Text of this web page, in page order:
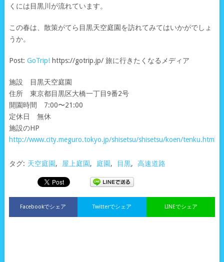
くには目黒川が流れています。
この春は、散策がてら目黒天空庭園を訪れてみてはいかがでしょ
うか。
Post: GoTrip!https://gotrip.jp/ 旅に行きたくなるメディア
施設 目黒天空庭園
住所 東京都目黒区大橋一丁目9番2号
開園時間 7:00〜21:00
定休日 無休
施設のHP
http://www.city.meguro.tokyo.jp/shisetsu/shisetsu/koen/tenku.html
タグ: 天空庭園, 屋上庭園, 庭園, 目黒, 高速道路
Facebookでシェア LINEでシェア
Twitterでシェア